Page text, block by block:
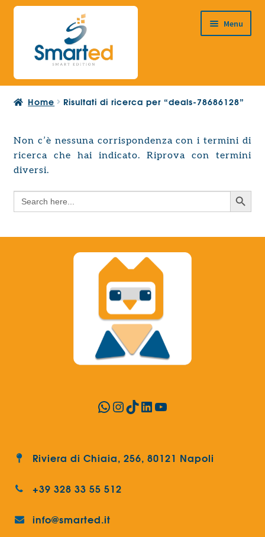
Vai
navigazione
Vai
contenuto
Menu
HOME
PRODOTTI
Espandi
il
child
PROGETTAZIONE EUROPEA
menu
child
Search
Home Risultati di ricerca per “deals-78686128”
Non c’è nessuna corrispondenza con i termini di
ricerca che hai indicato. Riprova con termini
diversi.
Search
for:
Search Button
WhatsApp
Instagram
TikTok
LinkedIn
YouTube
Riviera di Chiaia, 256, 80121 Napoli
+39 328 33 55 512
info@smarted.it